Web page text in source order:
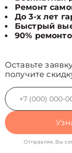
Ремонт
До 3-х лет
Быстрый
90%
Оставьте
получите
Отправляя, Вы